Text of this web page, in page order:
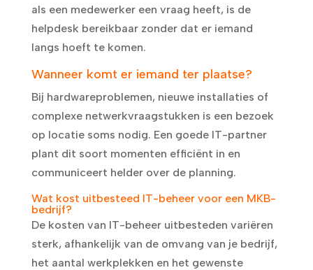
als een medewerker een vraag heeft, is de
helpdesk bereikbaar zonder dat er iemand
langs hoeft te komen.
Wanneer komt er iemand ter plaatse?
Bij hardwareproblemen, nieuwe installaties of
complexe netwerkvraagstukken is een bezoek
op locatie soms nodig. Een goede IT-partner
plant dit soort momenten efficiënt in en
communiceert helder over de planning.
Wat kost uitbesteed IT-beheer voor een MKB-
bedrijf?
De kosten van IT-beheer uitbesteden variëren
sterk, afhankelijk van de omvang van je bedrijf,
het aantal werkplekken en het gewenste